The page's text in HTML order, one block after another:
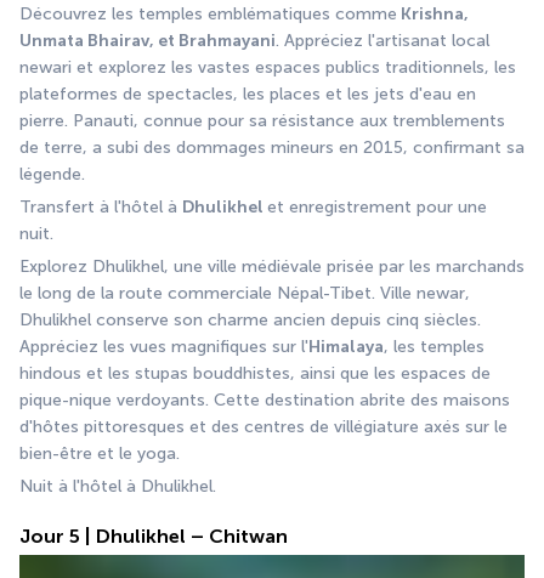
Découvrez les temples emblématiques comme Krishna,
Unmata Bhairav, et Brahmayani. Appréciez l'artisanat local
newari et explorez les vastes espaces publics traditionnels, les
plateformes de spectacles, les places et les jets d'eau en
pierre. Panauti, connue pour sa résistance aux tremblements
de terre, a subi des dommages mineurs en 2015, confirmant sa
légende.
Transfert à l'hôtel à Dhulikhel et enregistrement pour une
nuit.
Explorez Dhulikhel, une ville médiévale prisée par les marchands
le long de la route commerciale Népal-Tibet. Ville newar,
Dhulikhel conserve son charme ancien depuis cinq siècles.
Appréciez les vues magnifiques sur l'Himalaya, les temples
hindous et les stupas bouddhistes, ainsi que les espaces de
pique-nique verdoyants. Cette destination abrite des maisons
d'hôtes pittoresques et des centres de villégiature axés sur le
bien-être et le yoga.
Nuit à l'hôtel à Dhulikhel.
Jour 5 | Dhulikhel – Chitwan